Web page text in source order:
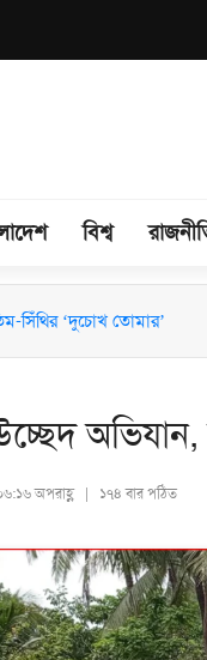
বিশ্ব
সিঁথির ‘দুচোখ তোমার’
এবার বাড়ির মালিক
অভিযান,
অপরাহ্ণ | ১৭৪ বার পঠিত